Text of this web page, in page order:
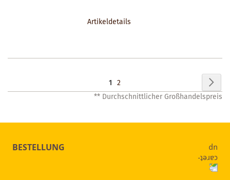
Artikeldetails
Seite
Sie
lesen
1 Seite
2
** Durchschnittlicher Großhandelspreis
BESTELLUNG